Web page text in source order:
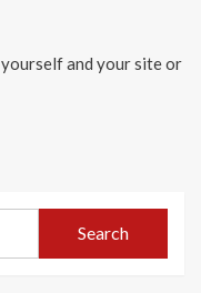
and your site or